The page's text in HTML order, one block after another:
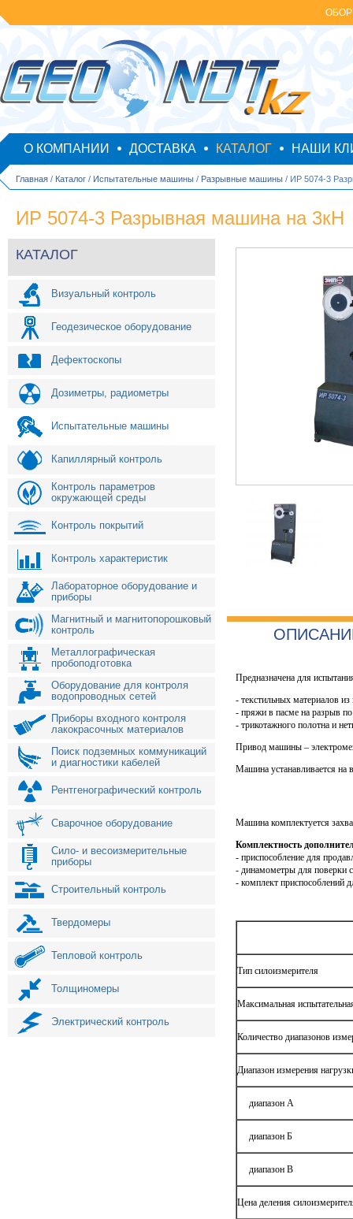
О КОМПАНИИ ДОСТАВКА КАТАЛОГ НАШИ
Главная / Каталог / Испытательные машины / Разрывные машины / ИР 5074-3
ИР 5074-3 Разрывная машина на 3кН
КАТАЛОГ
Визуальный контроль
Геодезическое оборудование
Дефектоскопы
Дозиметры, радиометры
Испытательные машины
Капиллярный контроль
Контроль параметров
окружающей среды
Контроль покрытий
Контроль характеристик
Лабораторное оборудование и
приборы
Магнитный и магнитопорошковый
контроль
Металлографическая
пробоподготовка
Оборудование для контроля
водопроводных сетей
Приборы входного контроля
лакокрасочных материалов
Поиск подземных коммуникаций
и диагностики кабелей
Рентгенографический контроль
Сварочное оборудование
Сило- и весоизмерительные
приборы
Строительный контроль
Твердомеры
Тепловой контроль
Толщиномеры
Электрический контроль
Предназначена для
- текстильных материалов
- пряжи в пасме на разрыв
- трикотажного полотна и
Привод машины –
Машина устанавливается на
Машина комплектуется
Комплектность
- приспособление для
- динамометры для
- комплект приспособлений
Тип силоизмерителя
Максимальная
Количество диапазонов
Диапазон измерения
диапазон А
диапазон Б
диапазон В
Цена деления